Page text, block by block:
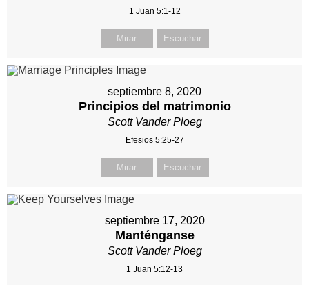
1 Juan 5:1-12
Mirar Escuchar
septiembre 8, 2020
Principios del matrimonio
Scott Vander Ploeg
Efesios 5:25-27
Mirar Escuchar
septiembre 17, 2020
Manténganse
Scott Vander Ploeg
1 Juan 5:12-13